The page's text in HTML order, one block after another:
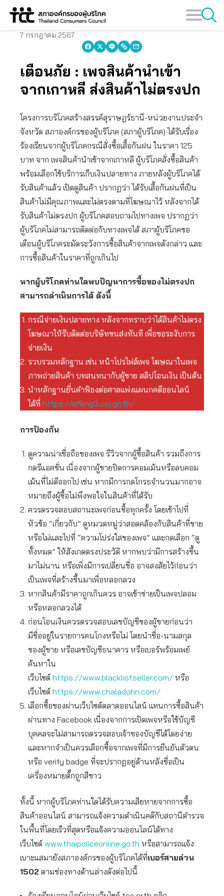
Skip
7 กรกฎาคม 2567
เตือนภัย : เพจสินค้านำเข้า
จากเกาหลี ส่งสินค้าไม่ตรงปก
โครงการบริโภคสร้างสรรค์สุราษฎร์ธานี-หน่วยงานประจำ
จังหวัด สภาองค์กรของผู้บริโภค (สภาผู้บริโภค) ได้รับเรื่อง
ร้องเรียนจากผู้บริโภคกรณีสั่งซื้อเสื้อกันฝน ในราคา 125
บาท จาก เพจสินค้านำเข้าจากเกาหลี ผู้บริโภคสั่งซื้อสินค้า
พร้อมเลือกใช้บริการเก็บเงินปลายทาง ภายหลังผู้บริโภคได้
รับสินค้าแล้ว เปิดดูสินค้า ปรากฏว่า ได้รับเสื้อกันฝนที่เป็น
สินค้าไม่มีคุณภาพและไม่ตรงตามที่โฆษณาไว้ หลังจากได้
รับสินค้าไม่ตรงปก ผู้บริโภคสอบถามไปทางเพจ ปรากฏว่า
ผู้บริโภคไม่สามารถติดต่อกับทางเพจได้ สภาผู้บริโภคขอ
เตือนผู้บริโภคระมัดระวังการซื้อสินค้าจากเพจดังกล่าว และ
การซื้อสินค้าในราคาที่ถูกเกินไป
หากผู้บริโภคท่านใดพบปัญหาการซื้อของไม่ตรงปก
สามารถดำเนินการได้ ดังนี้
กรณีจ่ายเงินปลายทาง หลังจากทราบว่าได้สินค้าไม่ตรง
โฆษณาให้รีบติดต่อบริษัทขนส่งทันที เพื่อขอระงับการ
จ่ายเงิน
รวบรวมหลักฐาน เช่น หน้าโปรไฟล์เพจ โฆษณาในเพจ
ภาพถ่ายสินค้า บทสนทนากับผู้ขาย สลิปโอนเงิน เป็นต้น
นำหลักฐานยื่นคำฟ้องต่อศาลแพ่งแผนกคดีออนไลน์
ได้ที่ https://efiling3.coj.go.th/
การป้องกัน
ดูความน่าเชื่อถือของเพจ รีวิวจากผู้ซื้อสินค้า รวมถึงการ
กดรีแอคชั่น เนื่องจากผู้ขายปิดการคอมเม้นหรือลบคอม
เม้นที่ไม่ดีออกไป เช่น หากมีการกดโกรธจำนวนมากอาจ
หมายถึงผู้ซื้อไม่พึงพอใจในสินค้าที่ได้รับ
ควรตรวจสอบสถานะเพจก่อนซื้อทุกครั้ง โดยเข้าไปที่
หัวข้อ “เกี่ยวกับ” ดูหมวดหมู่ว่าสอดคล้องกับสินค้าที่ขาย
หรือไม่และไปที่ “ความโปร่งใสของเพจ” และกดเลือก “ดู
ทั้งหมด” ให้สังเกตตรงประวัติ หากพบว่ามีการสร้างขึ้น
มาไม่นาน หรือเพิ่งมีการเปลี่ยนชื่อ อาจสงสัยไว้ก่อนว่า
เป็นเพจที่สร้างขึ้นมาเพื่อหลอกลวง
หากสินค้ามีราคาถูกเกินควร อาจเข้าข่ายเป็นเพจปลอม
หรือหลอกลวงได้
ก่อนโอนเงินควรตรวจสอบเลขบัญชีของผู้ขายก่อนว่า
มีชื่ออยู่ในรายการคนโกงหรือไม่ โดยนำชื่อ-นามสกุล
ของผู้ขาย หรือเลขบัญชีธนาคาร หรือเบอร์พร้อมเพย์
ค้นหาใน
เว็บไซต์ https://www.blacklistseller.com/ หรือ
เว็บไซต์ https://www.chaladohn.com/
เลือกซื้อของผ่านเว็บไซต์ตลาดออนไลน์ แทนการซื้อสินค้า
ผ่านทาง Facebook เนื่องจากการเปิดเพจหรือใช้บัญชี
บุคคลจะไม่สามารถตรวจสอบเจ้าของบัญชีได้โดยง่าย
และหากจำเป็นควรเลือกซื้อจากเพจที่มีการยืนยันตัวตน
หรือ verify badge ที่จะปรากฏอยู่ด้านหลังชื่อเป็น
เครื่องหมายติ๊กถูกสีขาว
ทั้งนี้ หากผู้บริโภคท่านใดได้รับความเสียหายจากการซื้อ
สินค้าออนไลน์ สามารถแจ้งความดำเนินคดีกับสถานีตำรวจ
ในพื้นที่โดยเร็วที่สุดหรือแจ้งความออนไลน์ได้ทาง
เว็บไซต์ www.thaipoliceonline.go.th หรือสามารถแจ้ง
เบาะแสมายังสภาองค์กรของผู้บริโภคได้ที่เบอร์สายด่วน
1502 ตามช่องทางด้านล่างดังต่อไปนี้